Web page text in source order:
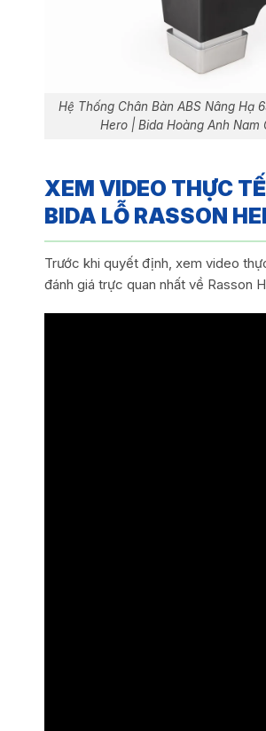
Hệ Thống Chân Bàn ABS Nâng Hạ
Hero | Bida Hoàng Anh Nam
XEM VIDEO THỰC
BIDA LỖ RASSON
Trước khi quyết định, xem video
đánh giá trực quan nhất về Rasson